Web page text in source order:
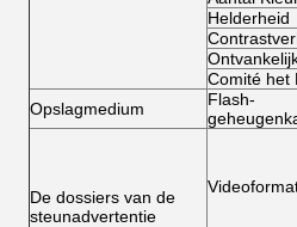
Helderheid
Comité het
Opslagmedium
Flash-
De dossiers van de
steunadvertentie